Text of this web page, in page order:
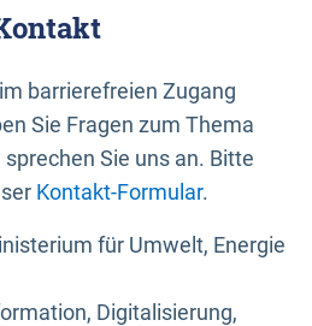
barrierefreien Zugang
Sie Fragen zum Thema
Sie uns an. Bitte
Kontakt-Formular.
für Umwelt, Energie
Digitalisierung,